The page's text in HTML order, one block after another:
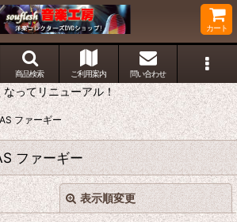
カート
商品検索 ご利用案内 問い合わせ
てリニューアル！
ファーギー
ファーギー
表示順変更 閉じる